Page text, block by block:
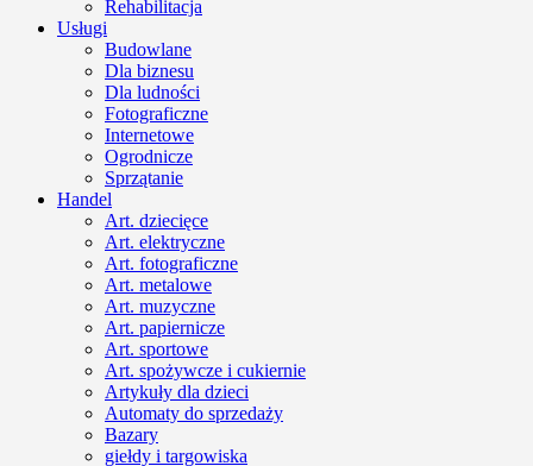
Rehabilitacja
Usługi
Budowlane
Dla biznesu
Dla ludności
Fotograficzne
Internetowe
Ogrodnicze
Sprzątanie
Handel
Art. dziecięce
Art. elektryczne
Art. fotograficzne
Art. metalowe
Art. muzyczne
Art. papiernicze
Art. sportowe
Art. spożywcze i cukiernie
Artykuły dla dzieci
Automaty do sprzedaży
Bazary
giełdy i targowiska